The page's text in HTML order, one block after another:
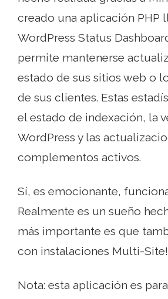
creado una aplicación PHP
WordPress Status
permite mantenerse
estado de sus sitios web o
de sus clientes. Estas
el estado de indexación, la
WordPress y las
complementos activos.
Sí, es emocionante,
Realmente es un sueño
más importante es que
con instalaciones Multi-Site!
Nota: esta aplicación es